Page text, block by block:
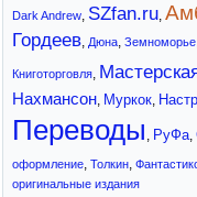
Dark Andrew, SZfan.ru,
Гордеев, Дюна, Земноморье
Книготорговля,
Нахмансон, Муркок,
Переводы , РуФа,
оформление, Толкин,
оригинальные издания